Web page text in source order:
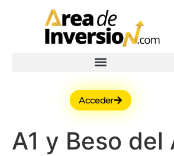
Acceder
A1 y Beso del